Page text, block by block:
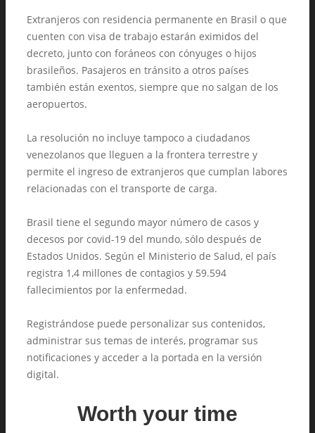
Extranjeros con residencia permanente en Brasil o que
cuenten con visa de trabajo estarán eximidos del
decreto, junto con foráneos con cónyuges o hijos
brasileños. Pasajeros en tránsito a otros países
también están exentos, siempre que no salgan de los
aeropuertos.
La resolución no incluye tampoco a ciudadanos
venezolanos que lleguen a la frontera terrestre y
permite el ingreso de extranjeros que cumplan labores
relacionadas con el transporte de carga.
Brasil tiene el segundo mayor número de casos y
decesos por covid-19 del mundo, sólo después de
Estados Unidos. Según el Ministerio de Salud, el país
registra 1,4 millones de contagios y 59.594
fallecimientos por la enfermedad.
Registrándose puede personalizar sus contenidos,
administrar sus temas de interés, programar sus
notificaciones y acceder a la portada en la versión
digital.
Worth your time